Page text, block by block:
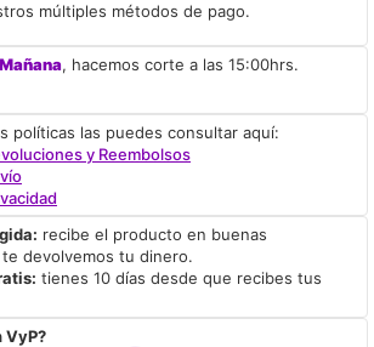
múltiples métodos de pago.
Mañana, hacemos corte a las 15:00hrs.
políticas las puedes consultar aquí:
y Reembolsos
recibe el producto en buenas
devolvemos tu dinero.
tienes 10 días desde que recibes tus
VyP?